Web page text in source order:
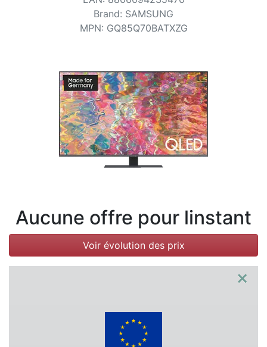
Brand: SAMSUNG
MPN: GQ85Q70BATXZG
Aucune offre pour linstant
Voir évolution des prix
×